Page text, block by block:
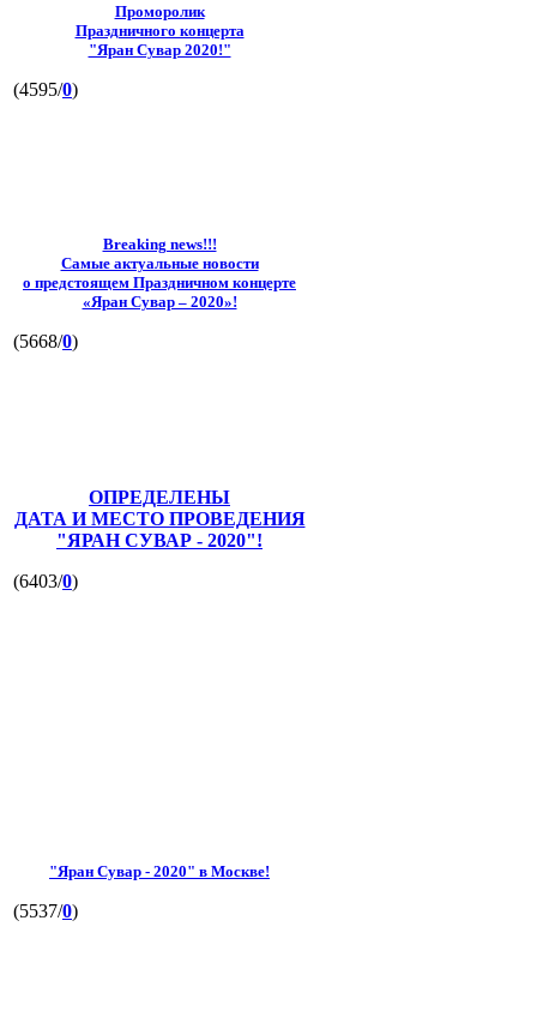
Проморолик
Праздничного концерта
"Яран Сувар 2020!"
(4595/0)
Breaking news!!!
Самые актуальные новости
о предстоящем Праздничном концерте
«Яран Сувар – 2020»!
(5668/0)
ОПРЕДЕЛЕНЫ
ДАТА И МЕСТО ПРОВЕДЕНИЯ
"ЯРАН СУВАР - 2020"!
(6403/0)
"Яран Сувар - 2020" в Москве!
(5537/0)